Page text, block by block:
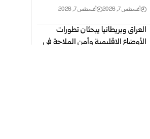
أغسطس 7, 2026 أغسطس 7, 2026
العراق وبريطانيا يبحثان تطورات
الأوضاع الإقليمية وأمن الملاحة في